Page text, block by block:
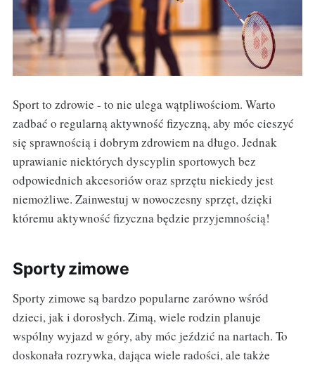
Sport to zdrowie - to nie ulega wątpliwościom. Warto
zadbać o regularną aktywność fizyczną, aby móc cieszyć
się sprawnością i dobrym zdrowiem na długo. Jednak
uprawianie niektórych dyscyplin sportowych bez
odpowiednich akcesoriów oraz sprzętu niekiedy jest
niemożliwe. Zainwestuj w nowoczesny sprzęt, dzięki
któremu aktywność fizyczna będzie przyjemnością!
Sporty zimowe
Sporty zimowe są bardzo popularne zarówno wśród
dzieci, jak i dorosłych. Zimą, wiele rodzin planuje
wspólny wyjazd w góry, aby móc jeździć na nartach. To
doskonała rozrywka, dająca wiele radości, ale także